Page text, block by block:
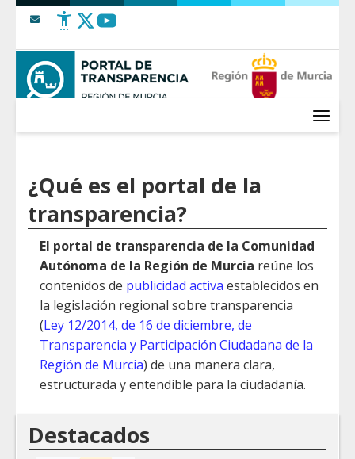
Saltar al contenido
Menú
¿Qué es el portal de la
transparencia?
El portal de transparencia de la Comunidad
Autónoma de la Región de Murcia reúne los
contenidos de publicidad activa establecidos en
la legislación regional sobre transparencia
(Ley 12/2014, de 16 de diciembre, de
Transparencia y Participación Ciudadana de la
Región de Murcia) de una manera clara,
estructurada y entendible para la ciudadanía.
Destacados